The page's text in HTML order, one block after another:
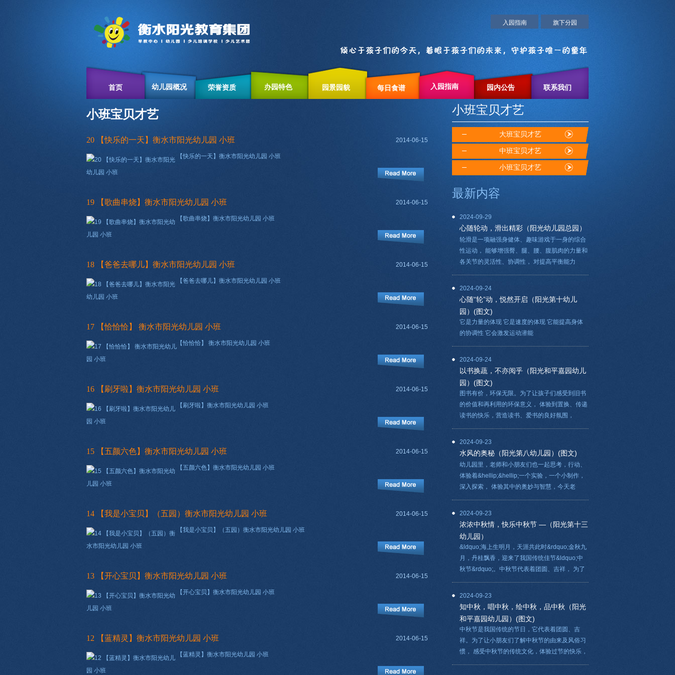
入园指南 旗下分园
首页 幼儿园概况 荣誉资质 办园特色 园景园貌 每日食谱 入园指南 园内公告 联系我们
小班宝贝才艺
2014-06-15
20 【快乐的一天】衡水市阳光幼儿园 小班
【快乐的一天】衡水市阳光幼儿园 小班
2014-06-15
19 【歌曲串烧】衡水市阳光幼儿园 小班
【歌曲串烧】衡水市阳光幼儿园 小班
2014-06-15
18 【爸爸去哪儿】衡水市阳光幼儿园 小班
【爸爸去哪儿】衡水市阳光幼儿园 小班
2014-06-15
17 【恰恰恰】 衡水市阳光幼儿园 小班
【恰恰恰】 衡水市阳光幼儿园 小班
2014-06-15
16 【刷牙啦】衡水市阳光幼儿园 小班
【刷牙啦】衡水市阳光幼儿园 小班
2014-06-15
15 【五颜六色】衡水市阳光幼儿园 小班
【五颜六色】衡水市阳光幼儿园 小班
2014-06-15
14 【我是小宝贝】（五园）衡水市阳光幼儿园 小班
【我是小宝贝】（五园）衡水市阳光幼儿园 小班
2014-06-15
13 【开心宝贝】衡水市阳光幼儿园 小班
【开心宝贝】衡水市阳光幼儿园 小班
2014-06-15
12 【蓝精灵】衡水市阳光幼儿园 小班
【蓝精灵】衡水市阳光幼儿园 小班
小班宝贝才艺
大班宝贝才艺
中班宝贝才艺
小班宝贝才艺
最新内容
2024-09-29
心随轮动，滑出精彩（阳光幼儿园总园）
轮滑是一项融强身健体、趣味游戏于一身的综合
性运动， 能够增强臀、腿、腰、腹肌肉的力量和
各关节的灵活性、协调性， 对提高平衡能力
2024-09-24
心随“轮”动，悦然开启（阳光第十幼儿
园）(图文)
它是力量的体现 它是速度的体现 它能提高身体
的协调性 它会激发运动潜能
2024-09-24
以书换蔬，不亦阅乎（阳光和平嘉园幼儿
园）(图文)
图书有价，环保无限。为了让孩子们感受到旧书
的价值和再利用的环保意义， 体验到置换、传递
读书的快乐，营造读书、爱书的良好氛围，
2024-09-23
水风的奥秘（阳光第八幼儿园）(图文)
幼儿园里，老师和小朋友们也一起思考，行动、
体验着&hellip;&hellip;一个实验，一个小制作，
深入探索， 体验其中的奥妙与智慧，今天老
2024-09-23
浓浓中秋情，快乐中秋节 —（阳光第十三
幼儿园）
&ldquo;海上生明月，天涯共此时&rdquo;金秋九
月，丹桂飘香，迎来了我国传统佳节&ldquo;中
秋节&rdquo;。中秋节代表着团圆、吉祥， 为了
2024-09-23
知中秋，唱中秋，绘中秋，品中秋（阳光
和平嘉园幼儿园）(图文)
中秋节是我国传统的节日，它代表着团圆、吉
祥。为了让小朋友们了解中秋节的由来及风俗习
惯， 感受中秋节的传统文化，体验过节的快乐，